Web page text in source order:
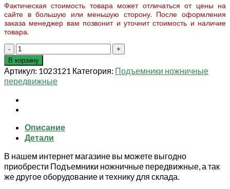
Фактическая стоимость товара может отличаться от цены на
сайте в большую или меньшую сторону. После оформления
заказа менеджер вам позвонит и уточнит стоимость и наличие
товара.
Количество
товара
Зарядное
устройство
для
ножничных
подъемников
24V/20A
В корзину
Артикул: 1023121 Категория: Подъемники ножничные
передвижные
Описание
Детали
В нашем интернет магазине вы можете выгодно
приобрести Подъемники ножничные передвижные, а так
же другое оборудование и технику для склада.